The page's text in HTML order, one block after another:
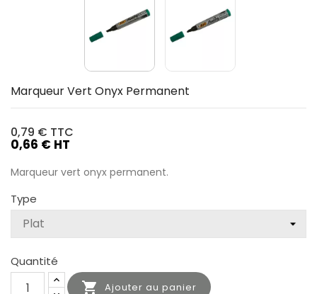
Marqueur Vert Onyx Permanent
0,79 € TTC
0,66 € HT
Marqueur vert onyx permanent.
Type
Quantité
 Ajouter au panier